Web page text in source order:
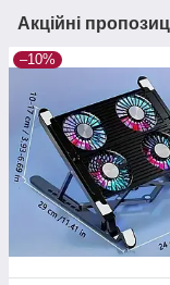
Акційні
–10%